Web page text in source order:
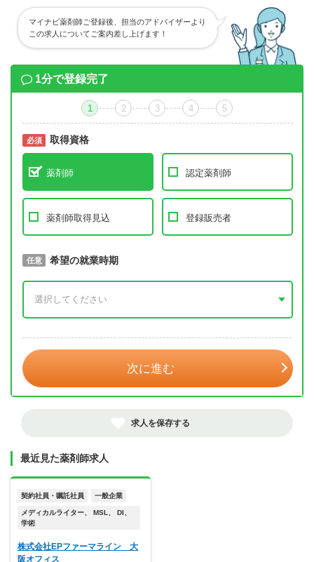
マイナビ薬剤師ご登録後、担当のアドバイザーより
この求人についてご案内差し上げます！
1分で登録完了
1 2 3 4 5
必須 取得資格
薬剤師 認定薬剤師
薬剤師取得見込 登録販売者
必須 取得予定年
任意 希望の就業時期
次に進む
求人を保存する
最近見た薬剤師求人
契約社員・嘱託社員 一般企業
メディカルライター、 MSL、 DI、
学術
株式会社EPファーマライン 大
阪オフィス